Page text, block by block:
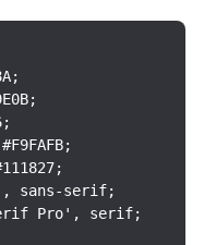
sans-serif;
Pro', serif;